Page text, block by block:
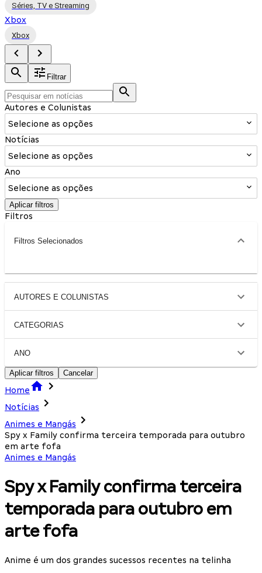
Séries, TV e Streaming
Xbox
Xbox
Filtrar
Autores e Colunistas
Selecione as opções
Notícias
Selecione as opções
Ano
Selecione as opções
Aplicar filtros
Filtros
Filtros Selecionados
AUTORES E COLUNISTAS
CATEGORIAS
ANO
Aplicar filtros Cancelar
Home
Notícias
Animes e Mangás
Spy x Family confirma terceira temporada para outubro
em arte fofa
Animes e Mangás
Spy x Family confirma terceira
temporada para outubro em
arte fofa
Anime é um dos grandes sucessos recentes na telinha